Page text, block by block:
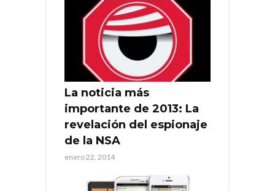
La noticia más
importante de 2013: La
revelación del espionaje
de la NSA
enero 22, 2014